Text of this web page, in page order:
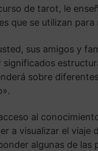
de tarot, le
que se utilizan
sus amigos y
sobre
al
a visualizar el
algunas de